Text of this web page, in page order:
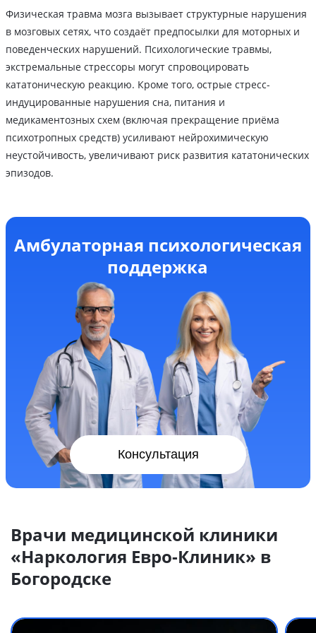
Физическая травма мозга вызывает структурные нарушения
в мозговых сетях, что создаёт предпосылки для моторных и
поведенческих нарушений. Психологические травмы,
экстремальные стрессоры могут спровоцировать
кататоническую реакцию. Кроме того, острые стресс-
индуцированные нарушения сна, питания и
медикаментозных схем (включая прекращение приёма
психотропных средств) усиливают нейрохимическую
неустойчивость, увеличивают риск развития кататонических
эпизодов.
Амбулаторная психологическая
поддержка
Консультация
Врачи медицинской клиники
«Наркология Евро-Клиник» в
Богородске